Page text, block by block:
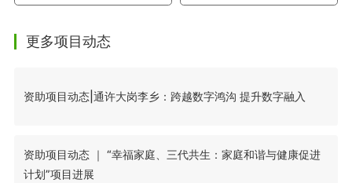
更多项目动态
资助项目动态|通许大岗李乡：跨越数字鸿沟 提升数字融入
资助项目动态 ｜ “幸福家庭、三代共生：家庭和谐与健康促进
计划”项目进展